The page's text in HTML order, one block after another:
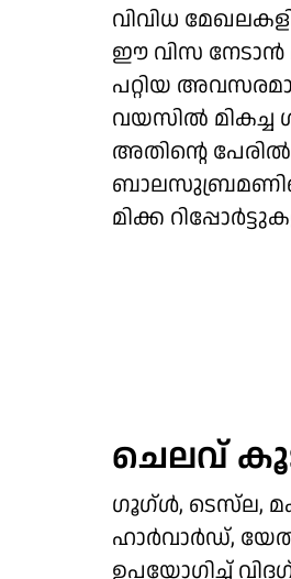
വിവിധ
ഈ വിസ
പറ്റിയ
വയസില്‍ മികച്ച
അതിന്റെ
മിക്ക
ചെലവ്
ഗൂഗ്ള്‍, ടെസ്‌ല,
ഹാര്‍വാര്‍ഡ്,
ഉപയോഗിച്ച്